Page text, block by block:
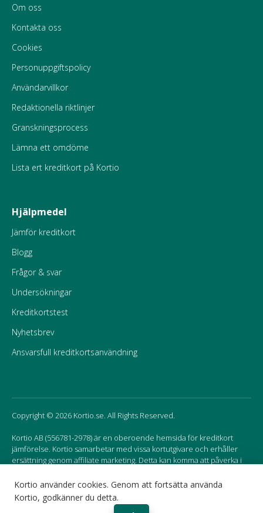
Kortio använder cookies. Genom att fortsätta använda
Kortio, godkänner du detta.
Om oss
Kontakta oss
Cookies
Personuppgiftspolicy
Användarvillkor
Redaktionella riktlinjer
Granskningsprocess
Lämna ett omdöme
Lista ert kreditkort på Kortio
Hjälpmedel
Jämför kreditkort
Blogg
Frågor & svar
Undersökningar
Kreditkortstest
Nyhetsbrev
Ansvarsfull kreditkortsanvändning
Copyright © 2026 Kortio.se. All Rights Reserved.
Kortio AB (556781-2978) är en oberoende hemsida för kreditkort
jämförelse. Kortio samarbetar med vissa kortutgivare och erhåller
ersättning genom affiliate marketing. Detta kan komma att påverka i
Norway